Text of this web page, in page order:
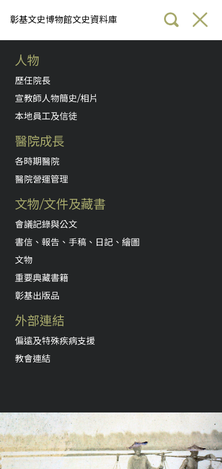
彰基文史博物館文史資料庫
人物
歷任院長
宣教師人物簡史/相片
本地員工及信徒
醫院成長
各時期醫院
醫院營運管理
文物/文件及藏書
會議記錄與公文
書信、報告、手稿、日記、繪圖
文物
重要典藏書籍
彰基出版品
外部連結
偏遠及特殊疾病支援
教會連結